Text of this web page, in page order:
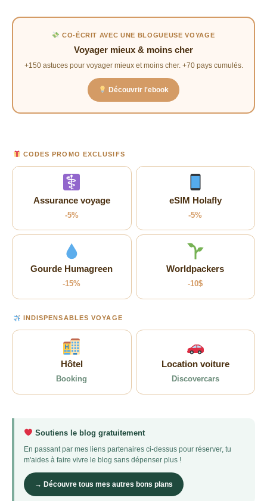
CO-ÉCRIT AVEC UNE BLOGUEUSE VOYAGE
Voyager mieux & moins cher
+150 astuces pour voyager mieux et moins cher. +70 pays cumulés.
Découvrir l'ebook
CODES PROMO EXCLUSIFS
Assurance voyage
-5%
eSIM Holafly
-5%
Gourde Humagreen
-15%
Worldpackers
-10$
INDISPENSABLES VOYAGE
Hôtel
Booking
Location voiture
Discovercars
Soutiens le blog gratuitement
En passant par mes liens partenaires ci-dessus pour réserver, tu
m'aides à faire vivre le blog sans dépenser plus !
→ Découvre tous mes autres bons plans